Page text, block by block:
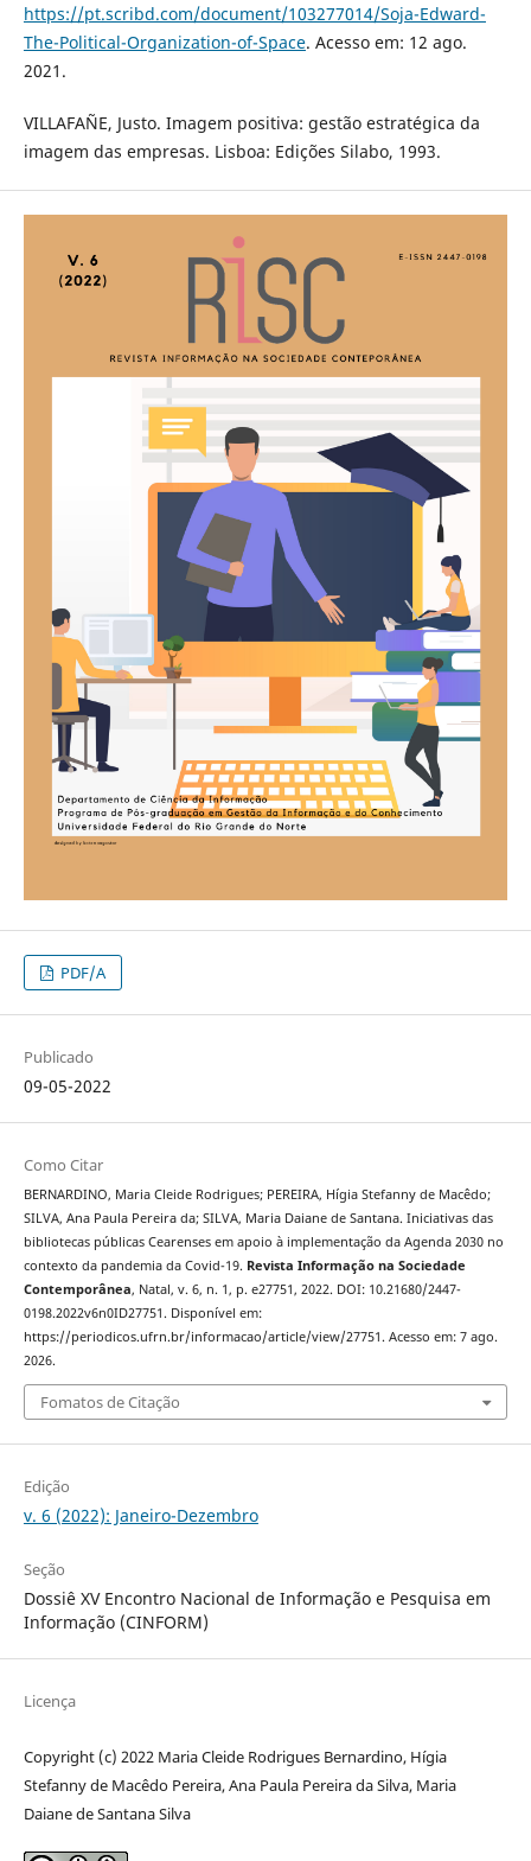
https://pt.scribd.com/document/103277014/Soja-Edward-
The-Political-Organization-of-Space. Acesso em: 12 ago.
2021.
VILLAFAÑE, Justo. Imagem positiva: gestão estratégica da
imagem das empresas. Lisboa: Edições Silabo, 1993.
PDF/A
Publicado
09-05-2022
Como Citar
BERNARDINO, Maria Cleide Rodrigues; PEREIRA, Hígia Stefanny de Macêdo;
SILVA, Ana Paula Pereira da; SILVA, Maria Daiane de Santana. Iniciativas das
bibliotecas públicas Cearenses em apoio à implementação da Agenda 2030 no
contexto da pandemia da Covid-19. Revista Informação na Sociedade
Contemporânea, Natal, v. 6, n. 1, p. e27751, 2022. DOI: 10.21680/2447-
0198.2022v6n0ID27751. Disponível em:
https://periodicos.ufrn.br/informacao/article/view/27751. Acesso em: 7 ago.
2026.
Fomatos de Citação
Edição
v. 6 (2022): Janeiro-Dezembro
Seção
Dossiê XV Encontro Nacional de Informação e Pesquisa em
Informação (CINFORM)
Licença
Copyright (c) 2022 Maria Cleide Rodrigues Bernardino, Hígia
Stefanny de Macêdo Pereira, Ana Paula Pereira da Silva, Maria
Daiane de Santana Silva